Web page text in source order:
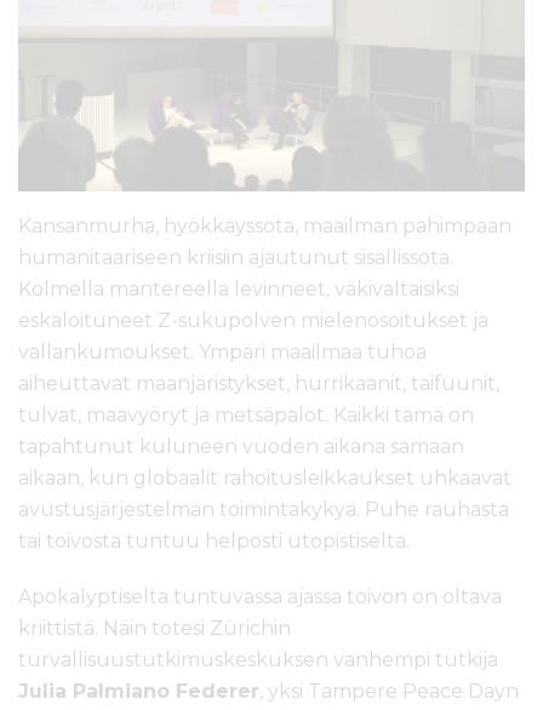
Kansanmurha, hyökkäyssota, maailman pahimpaan
humanitaariseen kriisiin ajautunut sisällissota.
Kolmella mantereella levinneet, väkivaltaisiksi
eskaloituneet Z-sukupolven mielenosoitukset ja
vallankumoukset. Ympäri maailmaa tuhoa
aiheuttavat maanjäristykset, hurrikaanit, taifuunit,
tulvat, maavyöryt ja metsäpalot. Kaikki tämä on
tapahtunut kuluneen vuoden aikana samaan
aikaan, kun globaalit rahoitusleikkaukset uhkaavat
avustusjärjestelmän toimintakykyä. Puhe rauhasta
tai toivosta tuntuu helposti utopistiselta.
Apokalyptiselta tuntuvassa ajassa toivon on oltava
kriittistä. Näin totesi Zürichin
turvallisuustutkimuskeskuksen vanhempi tutkija
Julia Palmiano Federer, yksi Tampere Peace Dayn